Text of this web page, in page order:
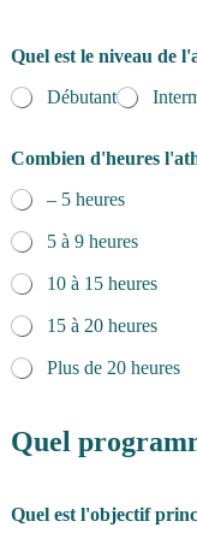
Quel est le niveau de
Débutant
Combien d'heures
– 5 heures
5 à 9 heures
10 à 15 heures
15 à 20 heures
Plus de 20 heures
Quel
Quel est l'objectif